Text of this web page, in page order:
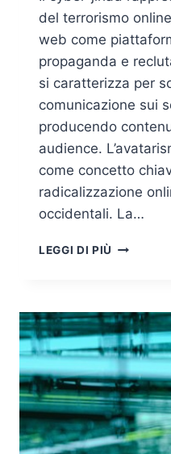
del terrorismo
web come
propaganda e
si caratterizza per
comunicazione sui
producendo
audience.
come concetto
radicalizzazione
occidentali. La…
LEGGI DI PIÙ CYBER-
ED